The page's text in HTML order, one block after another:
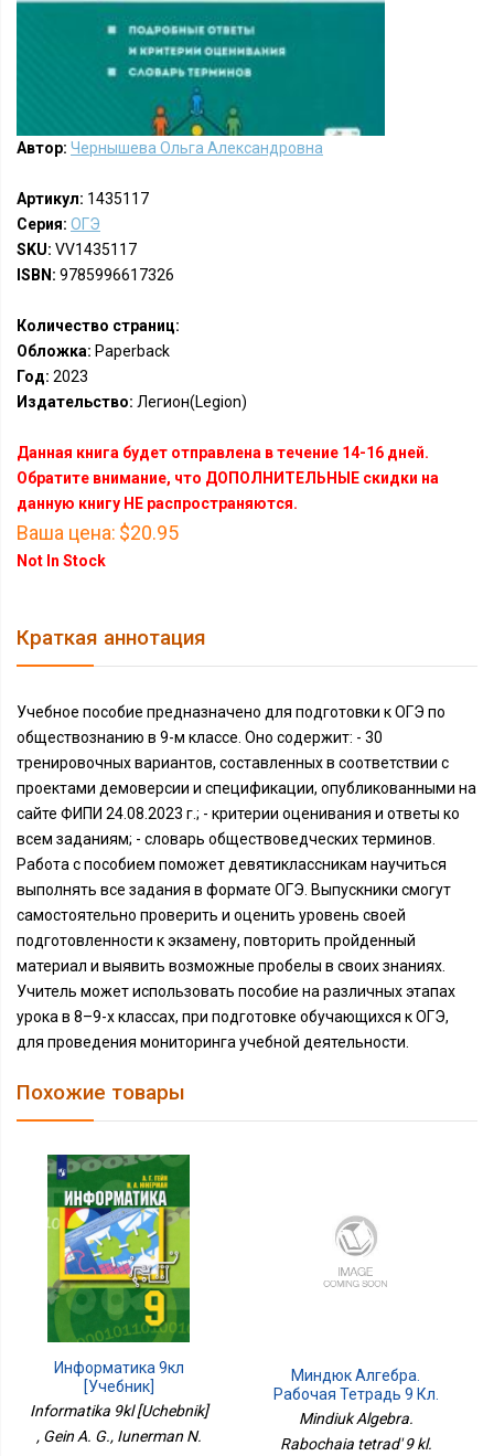
Автор: Чернышева Ольга Александровна
Артикул: 1435117
Серия: ОГЭ
SKU: VV1435117
ISBN: 9785996617326
Количество страниц:
Обложка: Paperback
Год: 2023
Издательство: Легион(Legion)
Данная книга будет отправлена в течение 14-16 дней.
Обратите внимание, что ДОПОЛНИТЕЛЬНЫЕ скидки на
данную книгу НЕ распространяются.
Ваша цена: $20.95
Not In Stock
Краткая аннотация
Учебное пособие предназначено для подготовки к ОГЭ по
обществознанию в 9-м классе. Оно содержит: - 30
тренировочных вариантов, составленных в соответствии с
проектами демоверсии и спецификации, опубликованными на
сайте ФИПИ 24.08.2023 г.; - критерии оценивания и ответы ко
всем заданиям; - словарь обществоведческих терминов.
Работа с пособием поможет девятиклассникам научиться
выполнять все задания в формате ОГЭ. Выпускники смогут
самостоятельно проверить и оценить уровень своей
подготовленности к экзамену, повторить пройденный
материал и выявить возможные пробелы в своих знаниях.
Учитель может использовать пособие на различных этапах
урока в 8–9-х классах, при подготовке обучающихся к ОГЭ,
для проведения мониторинга учебной деятельности.
Похожие товары
Информатика 9кл
[Учебник]
Informatika 9kl [Uchebnik]
, Gein A. G., Iunerman N.
Миндюк Алгебра.
Рабочая Тетрадь 9 Кл.
Приложение 2 Часть 1. К
Уч. Макарычева
Mindiuk Algebra.
Rabochaia tetrad' 9 kl.